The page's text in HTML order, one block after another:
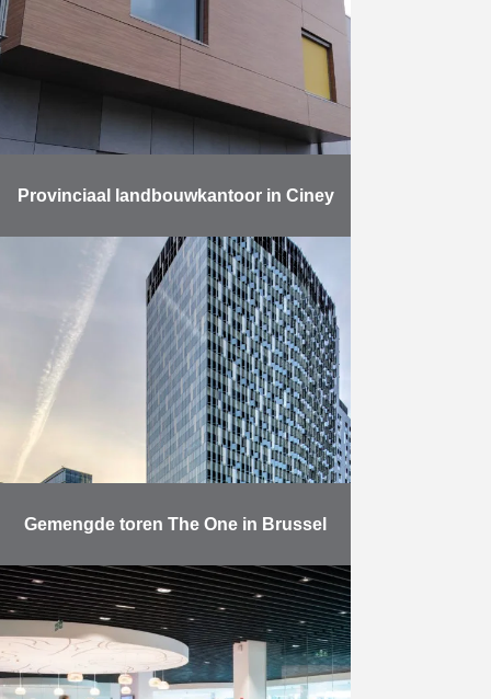
Meer
Provinciaal landbouwkantoor in Ciney
Nieuwe infrastructuur voor het
provinciaal landbouwkantoor (OPA)
in Ciney.
Meer
Gemengde toren The One in Brussel
De toren The One werd gebouwd
in opdracht van projectontwikkelaar
Atenor en is het eerste gebouw dat
werd opgetrokken in het kader van
het Stadsproject …